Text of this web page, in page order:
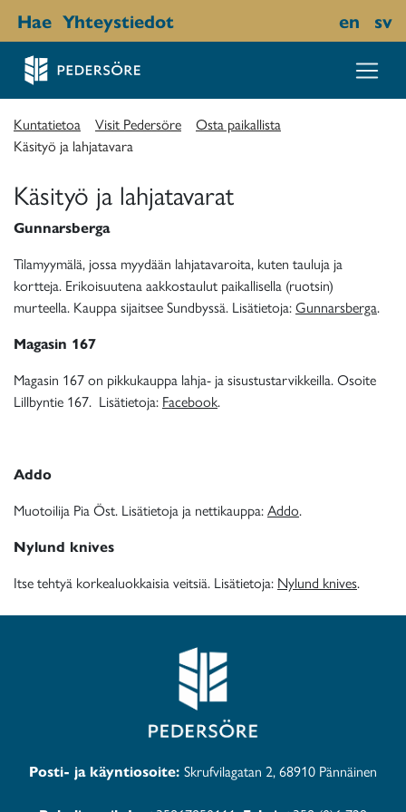
Hae Yhteystiedot en sv
Kuntatietoa Visit Pedersöre
Osta paikallista
Käsityö ja lahjatavara
Käsityö ja lahjatavarat
Gunnarsberga
Tilamyymälä, jossa myydään lahjatavaroita, kuten tauluja ja
kortteja. Erikoisuutena aakkostaulut paikallisella (ruotsin)
murteella. Kauppa sijaitsee Sundbyssä. Lisätietoja:Gunnarsberga.
Magasin 167
Magasin 167 on pikkukauppa lahja- ja sisustustarvikkeilla. Osoite
Lillbyntie 167. Lisätietoja: Facebook.
Addo
Muotoilija Pia Öst. Lisätietoja ja nettikauppa:Addo.
Nylund knives
Itse tehtyä korkealuokkaisia veitsiä. Lisätietoja: Nylund knives.
Posti- ja käyntiosoite: Skrufvilagatan 2, 68910 Pännäinen